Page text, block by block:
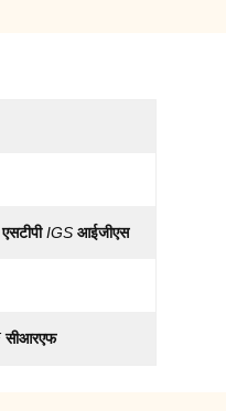
एसटीपी IGS आईजीएस
सीआरएफ